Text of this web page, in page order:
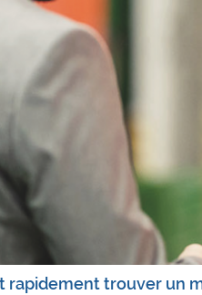
rapidement trouver un